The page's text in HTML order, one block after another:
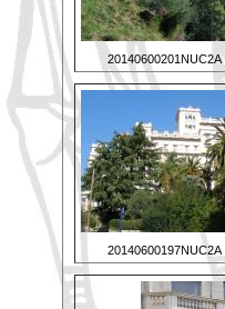
20140600201NUC2A
20140600197NUC2A